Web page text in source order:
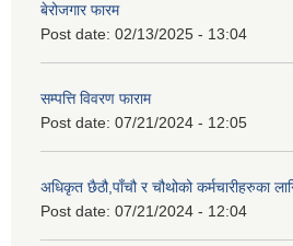
बेरोजगार फारम
Post date: 02/13/2025 - 13:04
सम्पत्ति विवरण फाराम
Post date: 07/21/2024 - 12:05
अधिकृत छैठौ,पाँचौ र चौथोको कर्मचारीहरुका
Post date: 07/21/2024 - 12:04